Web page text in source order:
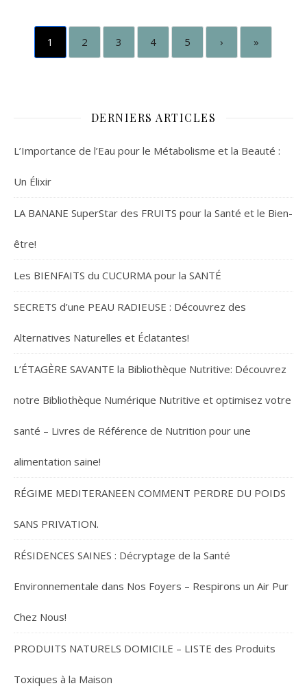
1 2 3 4 5 › »
DERNIERS ARTICLES
L’Importance de l’Eau pour le Métabolisme et la Beauté :
Un Élixir
LA BANANE SuperStar des FRUITS pour la Santé et le Bien-
être!
Les BIENFAITS du CUCURMA pour la SANTÉ
SECRETS d’une PEAU RADIEUSE : Découvrez des
Alternatives Naturelles et Éclatantes!
L’ÉTAGÈRE SAVANTE la Bibliothèque Nutritive: Découvrez
notre Bibliothèque Numérique Nutritive et optimisez votre
santé – Livres de Référence de Nutrition pour une
alimentation saine!
RÉGIME MEDITERANEEN COMMENT PERDRE DU POIDS
SANS PRIVATION.
RÉSIDENCES SAINES : Décryptage de la Santé
Environnementale dans Nos Foyers – Respirons un Air Pur
Chez Nous!
PRODUITS NATURELS DOMICILE – LISTE des Produits
Toxiques à la Maison